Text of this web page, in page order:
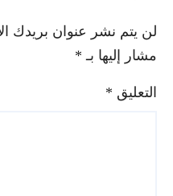
لن يتم نشر عنوان بريدك
مشار إليها بـ *
التعليق*